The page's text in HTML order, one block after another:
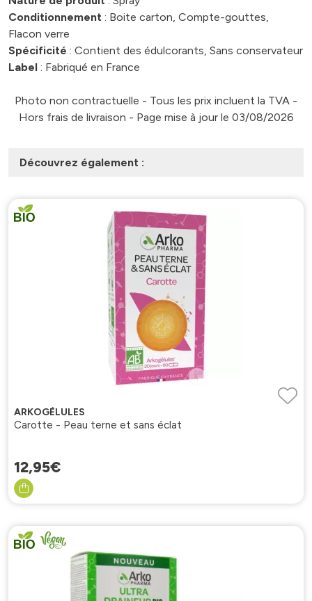
Conditionnement : Boite carton, Compte-gouttes,
Flacon verre
Spécificité : Contient des édulcorants, Sans conservateur
Label : Fabriqué en France
Photo non contractuelle - Tous les prix incluent la TVA -
Hors frais de livraison - Page mise à jour le 03/08/2026
Découvrez également :
ARKOGÉLULES
Carotte - Peau terne et sans éclat
12,95€